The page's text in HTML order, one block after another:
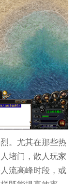
。尤其在那些热
堵门，散人玩家
流高峰时段，或